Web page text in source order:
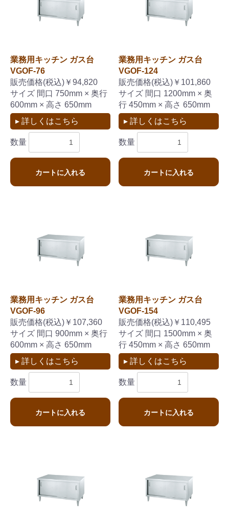
業務用キッチン ガス台
VGOF-76
販売価格(税込)￥94,820
サイズ 間口 750mm × 奥行
600mm × 高さ 650mm
▸ 詳しくはこちら
数量
カートに入れる
業務用キッチン ガス台
VGOF-124
販売価格(税込)￥101,860
サイズ 間口 1200mm × 奥
行 450mm × 高さ 650mm
▸ 詳しくはこちら
数量
カートに入れる
業務用キッチン ガス台
VGOF-96
販売価格(税込)￥107,360
サイズ 間口 900mm × 奥行
600mm × 高さ 650mm
▸ 詳しくはこちら
数量
カートに入れる
業務用キッチン ガス台
VGOF-154
販売価格(税込)￥110,495
サイズ 間口 1500mm × 奥
行 450mm × 高さ 650mm
▸ 詳しくはこちら
数量
カートに入れる
お買い物を続ける カートへ進む